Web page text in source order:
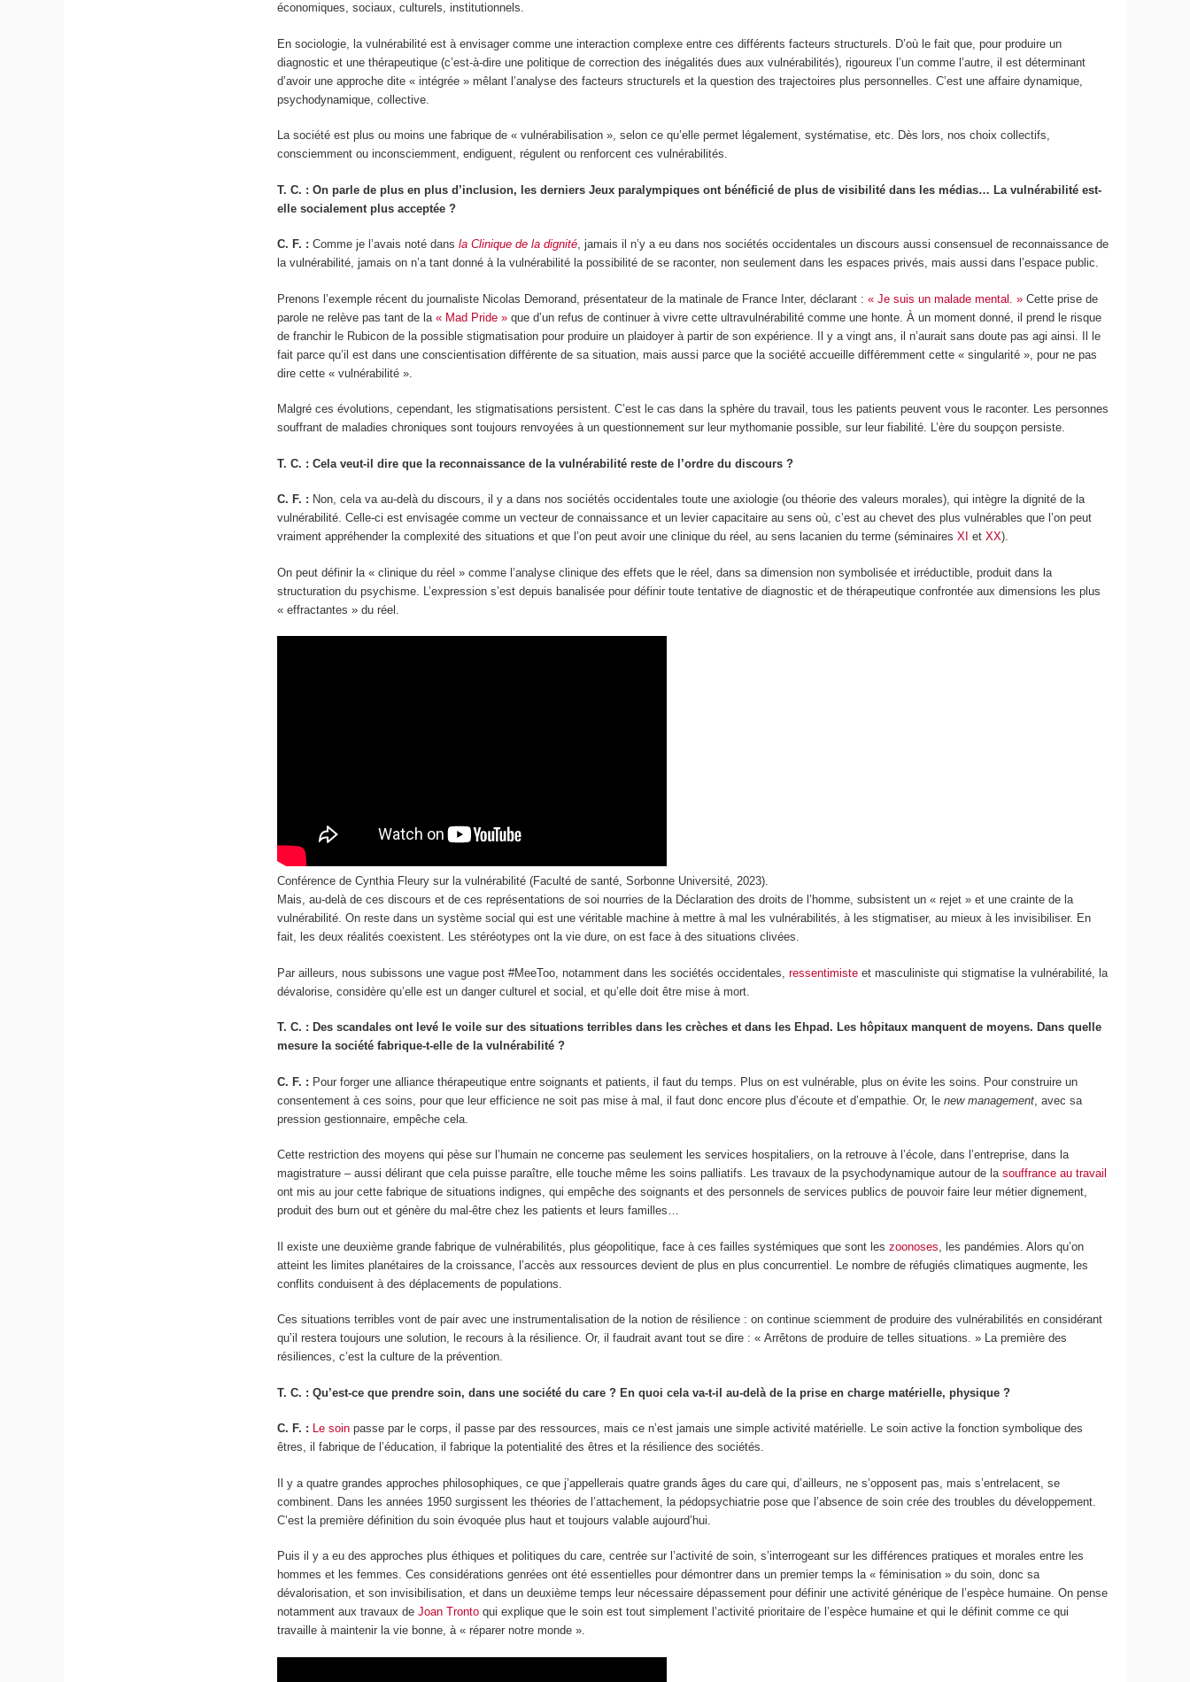
économiques, sociaux, culturels, institutionnels.
En sociologie, la vulnérabilité est à envisager comme une interaction complexe entre ces différents facteurs structurels. D’où le fait que, pour produire un
diagnostic et une thérapeutique (c’est-à-dire une politique de correction des inégalités dues aux vulnérabilités), rigoureux l’un comme l’autre, il est déterminant
d’avoir une approche dite « intégrée » mêlant l’analyse des facteurs structurels et la question des trajectoires plus personnelles. C’est une affaire dynamique,
psychodynamique, collective.
La société est plus ou moins une fabrique de « vulnérabilisation », selon ce qu’elle permet légalement, systématise, etc. Dès lors, nos choix collectifs,
consciemment ou inconsciemment, endiguent, régulent ou renforcent ces vulnérabilités.
T. C. : On parle de plus en plus d’inclusion, les derniers Jeux paralympiques ont bénéficié de plus de visibilité dans les médias… La vulnérabilité est-
elle socialement plus acceptée ?
C. F. : Comme je l’avais noté dansla Clinique de la dignité, jamais il n’y a eu dans nos sociétés occidentales un discours aussi consensuel de reconnaissance de
la vulnérabilité, jamais on n’a tant donné à la vulnérabilité la possibilité de se raconter, non seulement dans les espaces privés, mais aussi dans l’espace public.
Prenons l’exemple récent du journaliste Nicolas Demorand, présentateur de la matinale de France Inter, déclarant :« Je suis un malade mental. » Cette prise de
parole ne relève pas tant de la« Mad Pride » que d’un refus de continuer à vivre cette ultravulnérabilité comme une honte. À un moment donné, il prend le risque
de franchir le Rubicon de la possible stigmatisation pour produire un plaidoyer à partir de son expérience. Il y a vingt ans, il n’aurait sans doute pas agi ainsi. Il le
fait parce qu’il est dans une conscientisation différente de sa situation, mais aussi parce que la société accueille différemment cette « singularité », pour ne pas
dire cette « vulnérabilité ».
Malgré ces évolutions, cependant, les stigmatisations persistent. C’est le cas dans la sphère du travail, tous les patients peuvent vous le raconter. Les personnes
souffrant de maladies chroniques sont toujours renvoyées à un questionnement sur leur mythomanie possible, sur leur fiabilité. L’ère du soupçon persiste.
T. C. : Cela veut-il dire que la reconnaissance de la vulnérabilité reste de l’ordre du discours ?
C. F. : Non, cela va au-delà du discours, il y a dans nos sociétés occidentales toute une axiologie (ou théorie des valeurs morales), qui intègre la dignité de la
vulnérabilité. Celle-ci est envisagée comme un vecteur de connaissance et un levier capacitaire au sens où, c’est au chevet des plus vulnérables que l’on peut
vraiment appréhender la complexité des situations et que l’on peut avoir une clinique du réel, au sens lacanien du terme (séminairesXI etXX).
On peut définir la « clinique du réel » comme l’analyse clinique des effets que le réel, dans sa dimension non symbolisée et irréductible, produit dans la
structuration du psychisme. L’expression s’est depuis banalisée pour définir toute tentative de diagnostic et de thérapeutique confrontée aux dimensions les plus
« effractantes » du réel.
Conférence de Cynthia Fleury sur la vulnérabilité (Faculté de santé, Sorbonne Université, 2023).
Mais, au-delà de ces discours et de ces représentations de soi nourries de la Déclaration des droits de l’homme, subsistent un « rejet » et une crainte de la
vulnérabilité. On reste dans un système social qui est une véritable machine à mettre à mal les vulnérabilités, à les stigmatiser, au mieux à les invisibiliser. En
fait, les deux réalités coexistent. Les stéréotypes ont la vie dure, on est face à des situations clivées.
Par ailleurs, nous subissons une vague post #MeeToo, notamment dans les sociétés occidentales,ressentimiste et masculiniste qui stigmatise la vulnérabilité, la
dévalorise, considère qu’elle est un danger culturel et social, et qu’elle doit être mise à mort.
T. C. : Des scandales ont levé le voile sur des situations terribles dans les crèches et dans les Ehpad. Les hôpitaux manquent de moyens. Dans quelle
mesure la société fabrique-t-elle de la vulnérabilité ?
C. F. : Pour forger une alliance thérapeutique entre soignants et patients, il faut du temps. Plus on est vulnérable, plus on évite les soins. Pour construire un
consentement à ces soins, pour que leur efficience ne soit pas mise à mal, il faut donc encore plus d’écoute et d’empathie. Or, lenew management , avec sa
pression gestionnaire, empêche cela.
Cette restriction des moyens qui pèse sur l’humain ne concerne pas seulement les services hospitaliers, on la retrouve à l’école, dans l’entreprise, dans la
magistrature – aussi délirant que cela puisse paraître, elle touche même les soins palliatifs. Les travaux de la psychodynamique autour de lasouffrance au travail
ont mis au jour cette fabrique de situations indignes, qui empêche des soignants et des personnels de services publics de pouvoir faire leur métier dignement,
produit des burn out et génère du mal-être chez les patients et leurs familles…
Il existe une deuxième grande fabrique de vulnérabilités, plus géopolitique, face à ces failles systémiques que sont leszoonoses , les pandémies. Alors qu’on
atteint les limites planétaires de la croissance, l’accès aux ressources devient de plus en plus concurrentiel. Le nombre de réfugiés climatiques augmente, les
conflits conduisent à des déplacements de populations.
Ces situations terribles vont de pair avec une instrumentalisation de la notion de résilience : on continue sciemment de produire des vulnérabilités en considérant
qu’il restera toujours une solution, le recours à la résilience. Or, il faudrait avant tout se dire : « Arrêtons de produire de telles situations. » La première des
résiliences, c’est la culture de la prévention.
T. C. : Qu’est-ce que prendre soin, dans une société du care ? En quoi cela va-t-il au-delà de la prise en charge matérielle, physique ?
C. F. : Le soin passe par le corps, il passe par des ressources, mais ce n’est jamais une simple activité matérielle. Le soin active la fonction symbolique des
êtres, il fabrique de l’éducation, il fabrique la potentialité des êtres et la résilience des sociétés.
Il y a quatre grandes approches philosophiques, ce que j’appellerais quatre grands âges du care qui, d’ailleurs, ne s’opposent pas, mais s’entrelacent, se
combinent. Dans les années 1950 surgissent les théories de l’attachement, la pédopsychiatrie pose que l’absence de soin crée des troubles du développement.
C’est la première définition du soin évoquée plus haut et toujours valable aujourd’hui.
Puis il y a eu des approches plus éthiques et politiques du care, centrée sur l’activité de soin, s’interrogeant sur les différences pratiques et morales entre les
hommes et les femmes. Ces considérations genrées ont été essentielles pour démontrer dans un premier temps la « féminisation » du soin, donc sa
dévalorisation, et son invisibilisation, et dans un deuxième temps leur nécessaire dépassement pour définir une activité générique de l’espèce humaine. On pense
notamment aux travaux deJoan Tronto qui explique que le soin est tout simplement l’activité prioritaire de l’espèce humaine et qui le définit comme ce qui
travaille à maintenir la vie bonne, à « réparer notre monde ».